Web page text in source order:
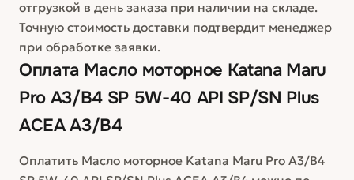
отгрузкой в день заказа при наличии на складе.
Точную стоимость доставки подтвердит менеджер
при обработке заявки.
Оплата Масло моторное Katana Maru
Pro A3/B4 SP 5W-40 API SP/SN Plus
ACEA A3/B4
Оплатить Масло моторное Katana Maru Pro A3/B4